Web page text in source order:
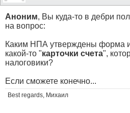
Аноним, Вы куда-то в дебри
на вопрос:
Каким НПА утверждены форма
какой-то "карточки счета",
налоговики?
Если сможете конечно...
Best regards, Михаил